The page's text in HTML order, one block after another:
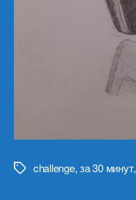
Меткиchallenge,за 30 минут,